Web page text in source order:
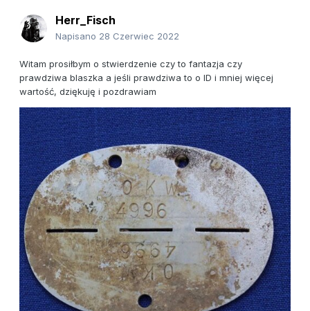
Herr_Fisch
Napisano 28 Czerwiec 2022
Witam prosiłbym o stwierdzenie czy to fantazja czy
prawdziwa blaszka a jeśli prawdziwa to o ID i mniej więcej
wartość, dziękuję i pozdrawiam